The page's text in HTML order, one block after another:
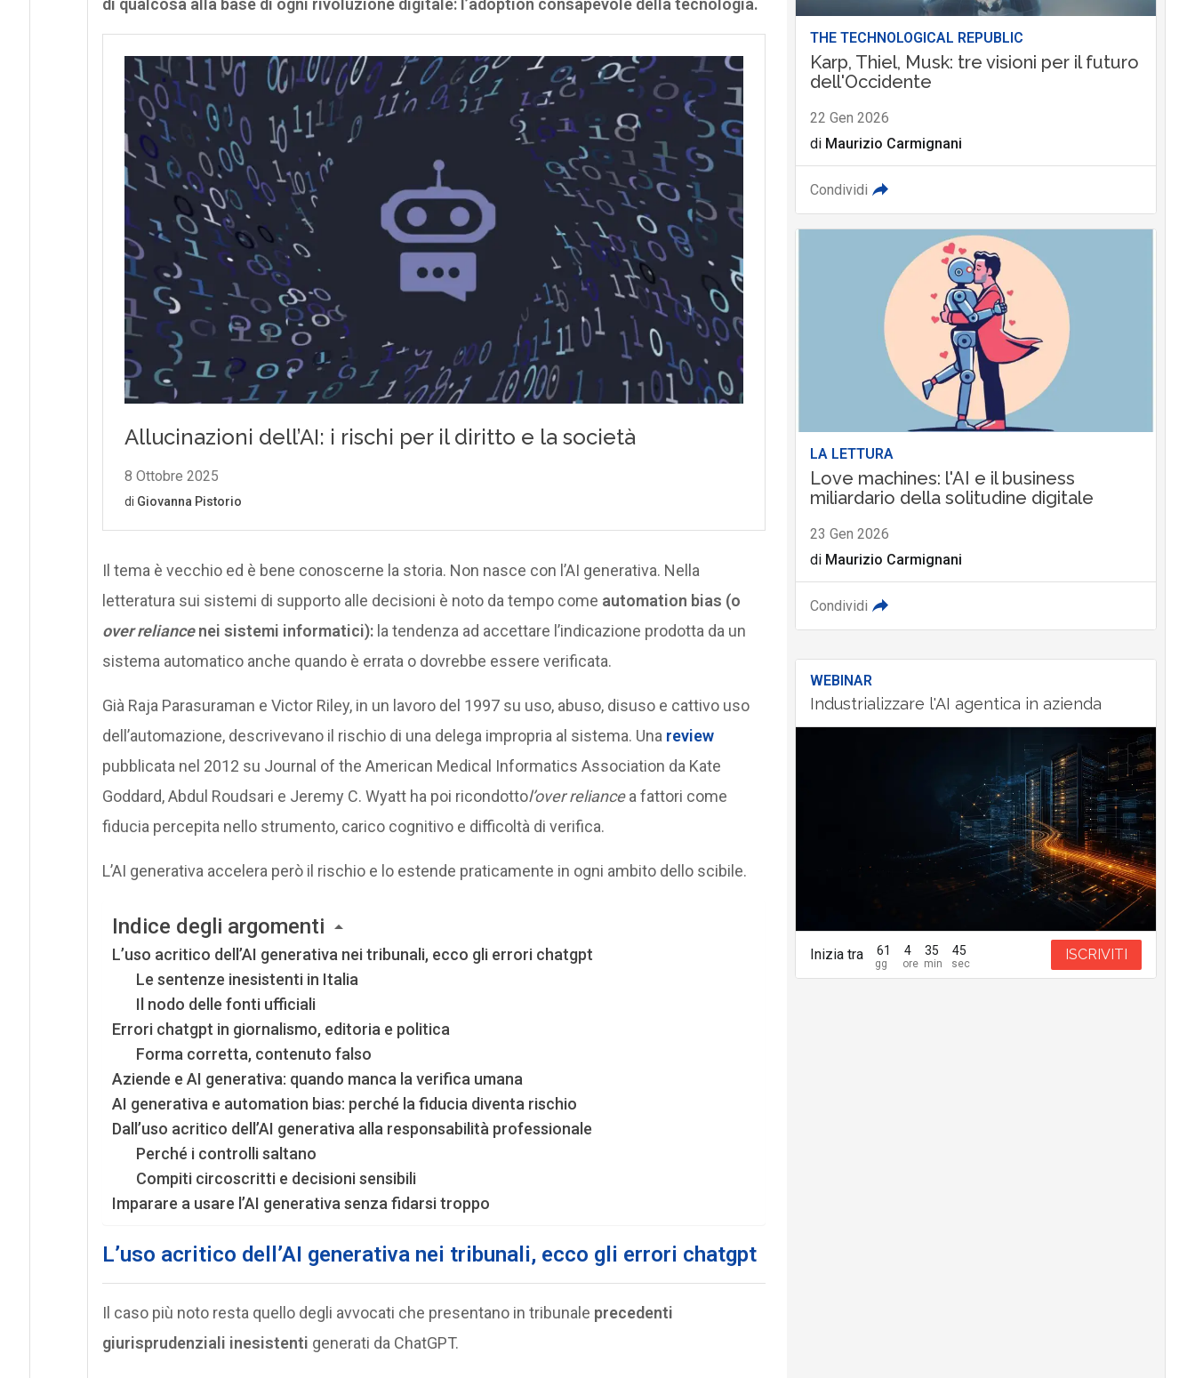
di qualcosa alla base di ogni rivoluzione digitale: l’adoption consapevole della tecnologia.
Il tema è vecchio ed è bene conoscerne la storia. Non nasce con l’AI generativa. Nella
letteratura sui sistemi di supporto alle decisioni è noto da tempo come automation bias (o
over reliancenei sistemi informatici): la tendenza ad accettare l’indicazione prodotta da un
sistema automatico anche quando è errata o dovrebbe essere verificata.
Già Raja Parasuraman e Victor Riley, in un lavoro del 1997 su uso, abuso, disuso e cattivo uso
dell’automazione, descrivevano il rischio di una delega impropria al sistema. Una review
pubblicata nel 2012 su Journal of the American Medical Informatics Association da Kate
Goddard, Abdul Roudsari e Jeremy C. Wyatt ha poi ricondottol’over reliancea fattori come
fiducia percepita nello strumento, carico cognitivo e difficoltà di verifica.
L’AI generativa accelera però il rischio e lo estende praticamente in ogni ambito dello scibile.
Indice degli argomenti
L’uso acritico dell’AI generativa nei tribunali, ecco gli errori chatgpt
Le sentenze inesistenti in Italia
Il nodo delle fonti ufficiali
Errori chatgpt in giornalismo, editoria e politica
Forma corretta, contenuto falso
Aziende e AI generativa: quando manca la verifica umana
AI generativa e automation bias: perché la fiducia diventa rischio
Dall’uso acritico dell’AI generativa alla responsabilità professionale
Perché i controlli saltano
Compiti circoscritti e decisioni sensibili
Imparare a usare l’AI generativa senza fidarsi troppo
L’uso acritico dell’AI generativa nei tribunali, ecco gli errori chatgpt
Il caso più noto resta quello degli avvocati che presentano in tribunale precedenti
giurisprudenziali inesistenti generati da ChatGPT.
THE TECHNOLOGICAL REPUBLIC
Karp, Thiel, Musk: tre visioni per il futuro
dell'Occidente
22 Gen 2026
di Maurizio Carmignani
Condividi
LA LETTURA
Love machines: l'AI e il business
miliardario della solitudine digitale
23 Gen 2026
di Maurizio Carmignani
Condividi
WEBINAR
Industrializzare l'AI agentica in azienda
Inizia tra 61 4 35 44 ISCRIVITI